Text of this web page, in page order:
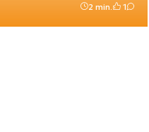
2 min. 1